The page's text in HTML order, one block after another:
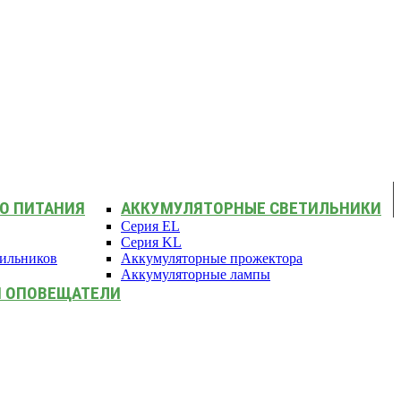
ПИТАНИЯ АККУМУЛЯТОРНЫЕ СВЕТИЛЬНИКИ
Серия EL
Серия KL
Аккумуляторные прожектора
Аккумуляторные лампы
ОПОВЕЩАТЕЛИ